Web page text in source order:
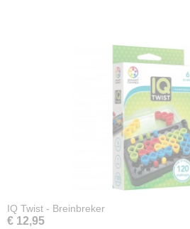
IQ Twist - Breinbreker
€ 12,95